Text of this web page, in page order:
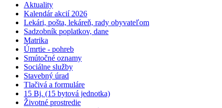
Aktuality
Kalendár akcií 2026
Lekári, pošta, lekáreň, rady obyvateľom
Sadzobník poplatkov, dane
Matrika
Úmrtie - pohreb
Smútočné oznamy
Sociálne služby
Stavebný úrad
Tlačivá a formuláre
15 Bj. (15 bytová jednotka)
Životné prostredie